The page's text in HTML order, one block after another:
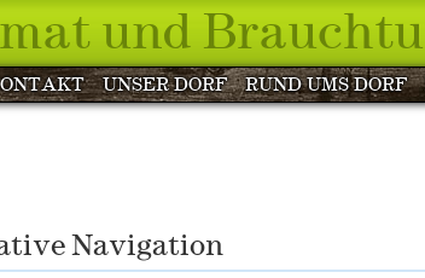
und
UNSER DORF RUND UMS DORF
Navigation